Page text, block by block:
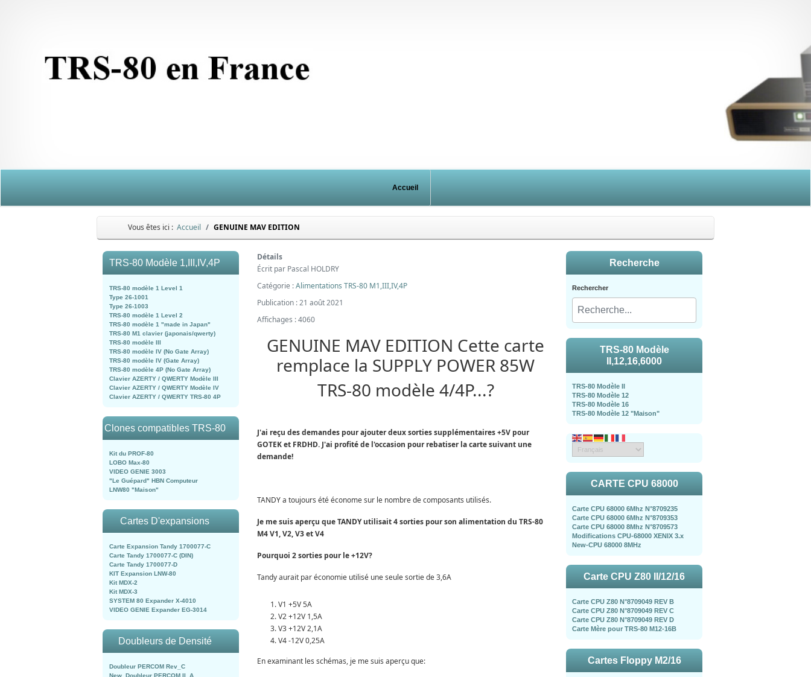
Accueil
Vous êtes ici : Accueil GENUINE MAV EDITION
TRS-80 Modèle 1,III,IV,4P
TRS-80 modèle 1 Level 1
Type 26-1001
Type 26-1003
TRS-80 modèle 1 Level 2
TRS-80 modèle 1 "made in Japan"
TRS-80 M1 clavier (japonais/qwerty)
TRS-80 modèle III
TRS-80 modèle IV (No Gate Array)
TRS-80 modèle IV (Gate Array)
TRS-80 modèle 4P (No Gate Array)
Clavier AZERTY / QWERTY Modèle III
Clavier AZERTY / QWERTY Modèle IV
Clavier AZERTY / QWERTY TRS-80 4P
Clones compatibles TRS-80
Kit du PROF-80
LOBO Max-80
VIDEO GENIE 3003
"Le Guépard" HBN Computeur
LNW80 "Maison"
Cartes D'expansions
Carte Expansion Tandy 1700077-C
Carte Tandy 1700077-C (DIN)
Carte Tandy 1700077-D
KIT Expansion LNW-80
Kit MDX-2
Kit MDX-3
SYSTEM 80 Expander X-4010
VIDEO GENIE Expander EG-3014
Doubleurs de Densité
Doubleur PERCOM Rev_C
New_Doubleur PERCOM II_A
Détails
Écrit par Pascal HOLDRY
Catégorie :Alimentations TRS-80 M1,III,IV,4P
Publication : 21 août 2021
Affichages : 4060
GENUINE MAV EDITION Cette carte
remplace la SUPPLY POWER 85W
TRS-80 modèle 4/4P...?
J'ai reçu des demandes pour ajouter deux sorties supplémentaires +5V pour
GOTEK et FRDHD. J'ai profité de l'occasion pour rebatiser la carte suivant une
demande!
TANDY a toujours été économe sur le nombre de composants utilisés.
Je me suis aperçu que TANDY utilisait 4 sorties pour son alimentation du TRS-80
M4 V1, V2, V3 et V4
Pourquoi 2 sorties pour le +12V?
Tandy aurait par économie utilisé une seule sortie de 3,6A
V1 +5V 5A
V2 +12V 1,5A
V3 +12V 2,1A
V4 -12V 0,25A
En examinant les schémas, je me suis aperçu que:
Recherche
Rechercher
TRS-80 Modèle
II,12,16,6000
TRS-80 Modèle II
TRS-80 Modèle 12
TRS-80 Modèle 16
TRS-80 Modèle 12 "Maison"
CARTE CPU 68000
Carte CPU 68000 6Mhz N°8709235
Carte CPU 68000 6Mhz N°8709353
Carte CPU 68000 8Mhz N°8709573
Modifications CPU-68000 XENIX 3.x
New-CPU 68000 8MHz
Carte CPU Z80 II/12/16
Carte CPU Z80 N°8709049 REV B
Carte CPU Z80 N°8709049 REV C
Carte CPU Z80 N°8709049 REV D
Carte Mère pour TRS-80 M12-16B
Cartes Floppy M2/16